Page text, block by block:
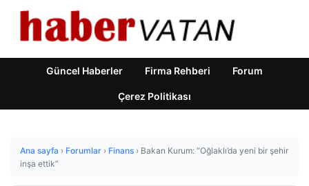
Güncel Haberler Firma Rehberi Forum
Çerez Politikası
Ana sayfa › Forumlar › Finans › Bakan Kurum: “Oğlaklı’da yeni bir şehir
inşa ettik”